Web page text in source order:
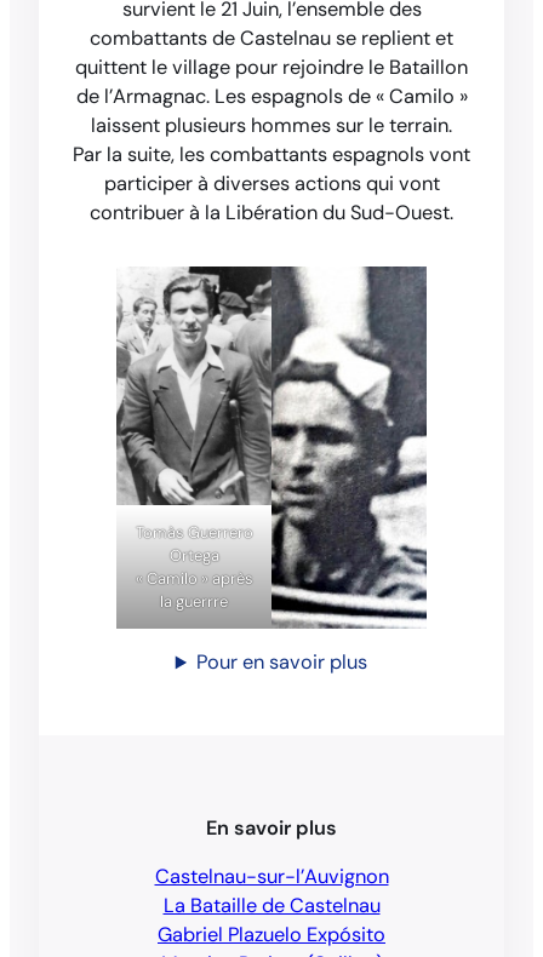
survient le 21 Juin, l’ensemble des
combattants de Castelnau se replient et
quittent le village pour rejoindre le Bataillon
de l’Armagnac. Les espagnols de « Camilo »
laissent plusieurs hommes sur le terrain.
Par la suite, les combattants espagnols vont
participer à diverses actions qui vont
contribuer à la Libération du Sud-Ouest.
Tomàs Guerrero
Ortega
« Camilo » après
la guerrre
Pour en savoir plus
En savoir plus
Castelnau-sur-l’Auvignon
La Bataille de Castelnau
Gabriel Plazuelo Expósito